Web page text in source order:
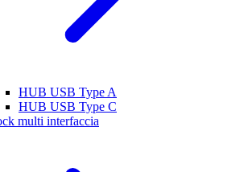
HUB USB Type A
HUB USB Type C
multi interfaccia